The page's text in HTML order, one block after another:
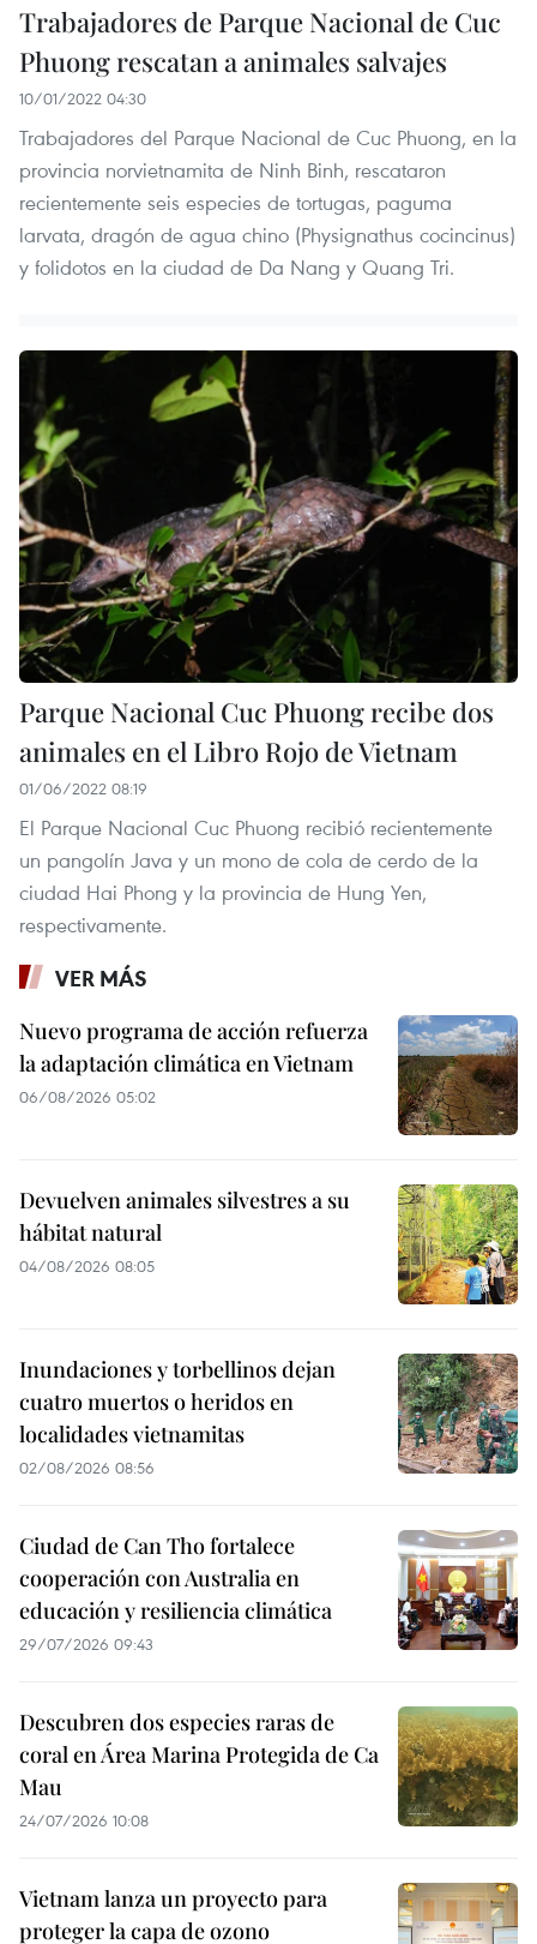
Trabajadores de Parque Nacional de Cuc
Phuong rescatan a animales salvajes
10/01/2022 04:30
Trabajadores del Parque Nacional de Cuc Phuong, en la
provincia norvietnamita de Ninh Binh, rescataron
recientemente seis especies de tortugas, paguma
larvata, dragón de agua chino (Physignathus cocincinus)
y folidotos en la ciudad de Da Nang y Quang Tri.
Parque Nacional Cuc Phuong recibe dos
animales en el Libro Rojo de Vietnam
01/06/2022 08:19
El Parque Nacional Cuc Phuong recibió recientemente
un pangolín Java y un mono de cola de cerdo de la
ciudad Hai Phong y la provincia de Hung Yen,
respectivamente.
VER MÁS
Nuevo programa de acción refuerza
la adaptación climática en Vietnam
06/08/2026 05:02
Devuelven animales silvestres a su
hábitat natural
04/08/2026 08:05
Inundaciones y torbellinos dejan
cuatro muertos o heridos en
localidades vietnamitas
02/08/2026 08:56
Ciudad de Can Tho fortalece
cooperación con Australia en
educación y resiliencia climática
29/07/2026 09:43
Descubren dos especies raras de
coral en Área Marina Protegida de Ca
Mau
24/07/2026 10:08
Vietnam lanza un proyecto para
proteger la capa de ozono